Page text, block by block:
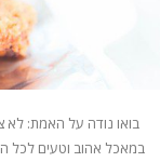
בואו נודה על האמת: לא
במאכל אהוב וטעים לכל